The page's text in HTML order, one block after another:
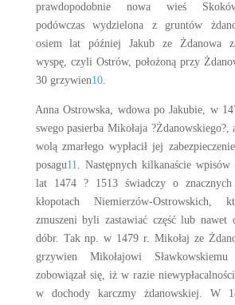
prawdopodobnie nowa wieś
podówczas wydzielona z gruntów
osiem lat później Jakub ze Żdanowa
wyspę, czyli Ostrów, położoną przy
30 grzywien10.
Anna Ostrowska, wdowa po Jakubie, w
swego pasierba Mikołaja ?Żdanowskiego?,
wolą zmarłego wypłacił jej
posagu11. Następnych kilkanaście
lat 1474 ? 1513 świadczy o znacznych
kłopotach Niemierzów-Ostrowskich,
zmuszeni byli zastawiać część lub nawet
dóbr. Tak np. w 1479 r. Mikołaj ze
grzywien Mikołajowi
zobowiązał się, iż w razie
w dochody karczmy żdanowskiej. W